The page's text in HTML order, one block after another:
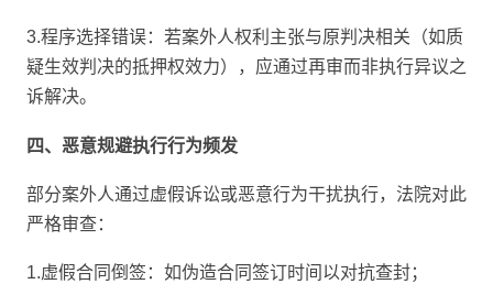
3.程序选择错误：若案外人权利主张与原判决相关（如质
疑生效判决的抵押权效力），应通过再审而非执行异议之
诉解决。
四、恶意规避执行行为频发
部分案外人通过虚假诉讼或恶意行为干扰执行，法院对此
严格审查：
1.虚假合同倒签：如伪造合同签订时间以对抗查封；